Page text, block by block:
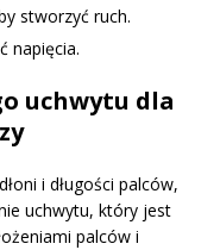
stworzyć ruch.
napięcia.
uchwytu dla
i długości palców,
uchwytu, który jest
palców i